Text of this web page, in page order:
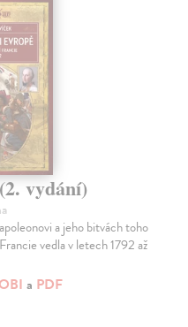
vydání)
a jeho bitvách toho
vedla v letech 1792 až
a PDF